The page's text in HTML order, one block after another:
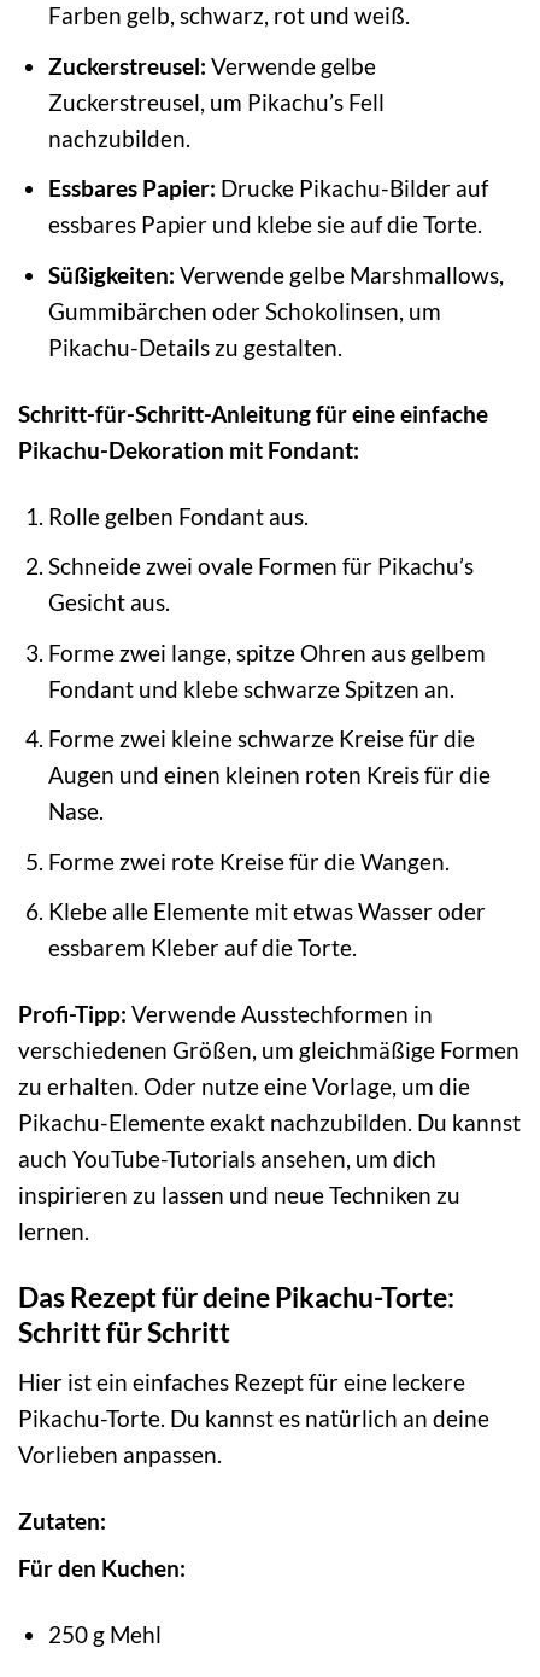
Farben gelb, schwarz, rot und weiß.
Zuckerstreusel: Verwende gelbe
Zuckerstreusel, um Pikachu’s Fell
nachzubilden.
Essbares Papier: Drucke Pikachu-Bilder auf
essbares Papier und klebe sie auf die Torte.
Süßigkeiten: Verwende gelbe Marshmallows,
Gummibärchen oder Schokolinsen, um
Pikachu-Details zu gestalten.
Schritt-für-Schritt-Anleitung für eine einfache
Pikachu-Dekoration mit Fondant:
Rolle gelben Fondant aus.
Schneide zwei ovale Formen für Pikachu’s
Gesicht aus.
Forme zwei lange, spitze Ohren aus gelbem
Fondant und klebe schwarze Spitzen an.
Forme zwei kleine schwarze Kreise für die
Augen und einen kleinen roten Kreis für die
Nase.
Forme zwei rote Kreise für die Wangen.
Klebe alle Elemente mit etwas Wasser oder
essbarem Kleber auf die Torte.
Profi-Tipp: Verwende Ausstechformen in
verschiedenen Größen, um gleichmäßige Formen
zu erhalten. Oder nutze eine Vorlage, um die
Pikachu-Elemente exakt nachzubilden. Du kannst
auch YouTube-Tutorials ansehen, um dich
inspirieren zu lassen und neue Techniken zu
lernen.
Das Rezept für deine Pikachu-Torte:
Schritt für Schritt
Hier ist ein einfaches Rezept für eine leckere
Pikachu-Torte. Du kannst es natürlich an deine
Vorlieben anpassen.
Zutaten:
Für den Kuchen:
250 g Mehl